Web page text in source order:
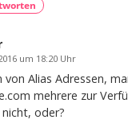
um 18:20 Uhr
von Alias Adressen,
mehrere zur
oder?